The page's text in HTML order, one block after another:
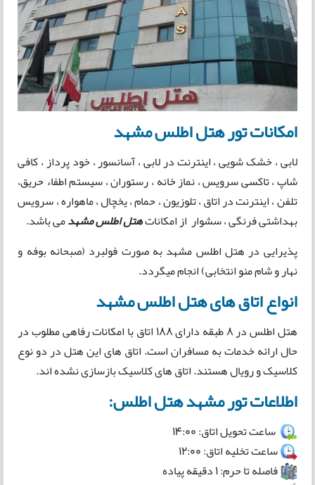
امکانات تور هتل اطلس مشهد
لابی ، خشک شویی ، اینترنت در لابی ، آسانسور ، خود پرداز ، کافی
شاپ ، تاکسی سرویس ، نماز خانه ، رستوران ، سیستم اطفاء حریق،
تلفن ، اینترنت در اتاق ، تلوزیون ، حمام ، یخچال ، ماهواره ، سرویس
بهداشتی فرنگی ، سشوار از امکاناتهتل اطلس مشهدمی باشد.
پذیرایی در هتل اطلس مشهد به صورت فولبرد (صبحانه بوفه و
نهار و شام منو انتخابی) انجام میگردد.
انواع اتاق های هتل اطلس مشهد
هتل اطلس در ۸ طبقه دارای ۱۸۸ اتاق با امکانات رفاهی مطلوب در
حال ارائه خدمات به مسافران است. اتاق های این هتل در دو نوع
کلاسیک و رویال هستند. اتاق های کلاسیک بازسازی نشده اند.
اطلاعات تور مشهد هتل اطلس:
ساعت تحویل اتاق: 14:00
ساعت تخلیه اتاق: 12:00
فاصله تا حرم: 1 دقیقه پیاده